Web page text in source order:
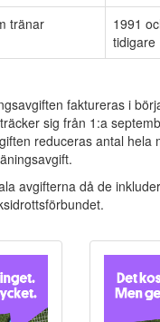
tränar
1991
tidigare
faktureras i
sig från 1:a
reduceras antal hela
avgifterna då de